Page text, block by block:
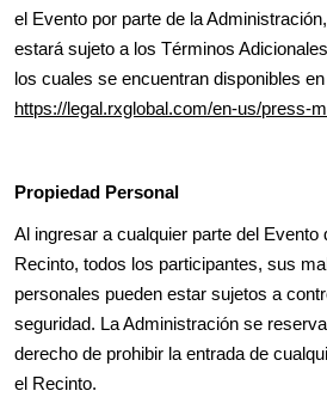
el Evento por parte de la
estará sujeto a los Términos
los cuales se encuentran disponibles en
https://legal.rxglobal.com/en-us/press-
Propiedad Personal
Al ingresar a cualquier parte del Evento
Recinto, todos los participantes, sus
personales pueden estar sujetos a
seguridad. La Administración se
derecho de prohibir la entrada de
el Recinto.